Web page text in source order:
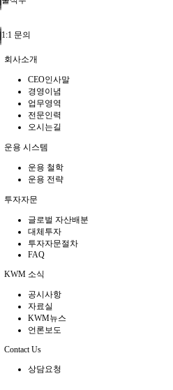
1:1 문의
회사소개
CEO인사말
경영이념
업무영역
전문인력
오시는길
운용 시스템
운용 철학
운용 전략
투자자문
글로벌 자산배분
대체투자
투자자문절차
FAQ
KWM 소식
공시사항
자료실
KWM뉴스
언론보도
Contact Us
상담요청